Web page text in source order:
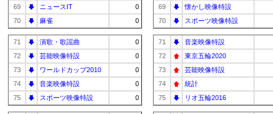
69
ニュースIT
0
70
麻雀 0
71 演歌・歌謡曲
0
72
芸能映像特設
0
73
ワールドカップ2010
0
74
音楽映像特設
0
75
スポーツ映像特設 0
69
懐かし映像特設
70
スポーツ映像特設
71
音楽映像特設
72
東京五輪2020
73
芸能映像特設
74
統計
75
リオ五輪2016